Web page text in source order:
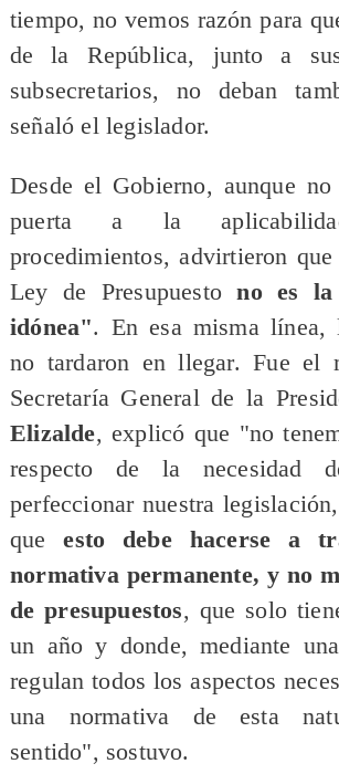
tiempo, no vemos razón para
de la República, junto a
subsecretarios, no deban
señaló el legislador.
Desde el Gobierno, aunque
puerta a la
procedimientos, advirtieron
Ley de Presupuestono es
idónea". En esa misma línea,
no tardaron en llegar. Fue el
Secretaría General de la
Elizalde, explicó que "no
respecto de la necesidad
perfeccionar nuestra
queesto debe hacerse a
normativa permanente, y no
de presupuestos, que solo
un año y donde, mediante
regulan todos los aspectos
una normativa de esta
sentido", sostuvo.